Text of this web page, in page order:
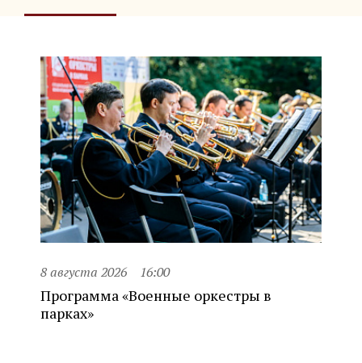
8 августа 2026 16:00
Программа «Военные оркестры в
парках»